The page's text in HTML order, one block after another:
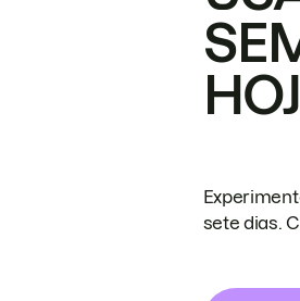
sete dias.